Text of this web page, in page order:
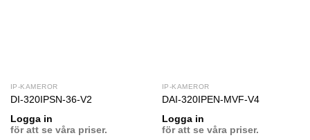
IP-KAMEROR
DI-320IPSN-36-V2
Logga in
för att se våra priser.
IP-KAMEROR
DAI-320IPEN-MVF-V4
Logga in
för att se våra priser.